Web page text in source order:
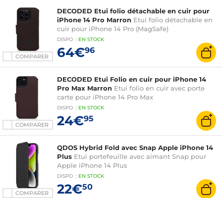
COMPARER
DECODED Etui folio détachable en cuir pour
iPhone 14 Pro Marron Etui folio détachable en
cuir pour iPhone 14 Pro (MagSafe)
DISPO : EN STOCK
64€96
COMPARER
DECODED Etui Folio en cuir pour iPhone 14
Pro Max Marron Etui folio en cuir avec porte
carte pour iPhone 14 Pro Max
DISPO : EN STOCK
24€95
COMPARER
QDOS Hybrid Fold avec Snap Apple iPhone 14
Plus Etui portefeuille avec aimant Snap pour
Apple iPhone 14 Plus
DISPO : EN STOCK
22€50